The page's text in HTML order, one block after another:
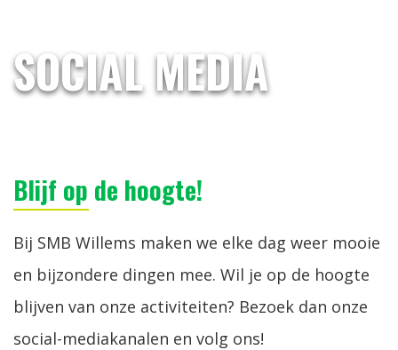
SOCIAL MEDIA
Blijf op de hoogte!
Bij SMB Willems maken we elke dag weer mooie
en bijzondere dingen mee. Wil je op de hoogte
blijven van onze activiteiten? Bezoek dan onze
social-mediakanalen en volg ons!